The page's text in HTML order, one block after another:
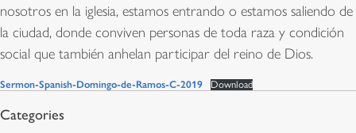
nosotros en la iglesia, estamos entrando o estamos saliendo de
la ciudad, donde conviven personas de toda raza y condición
social que también anhelan participar del reino de Dios.
Sermon-Spanish-Domingo-de-Ramos-C-2019 Download